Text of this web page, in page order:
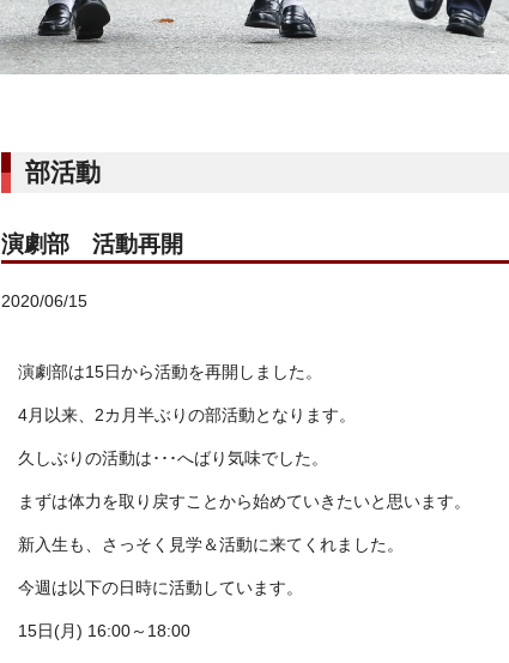
部活動
演劇部 活動再開
2020/06/15
演劇部は15日から活動を再開しました。
4月以来、2カ月半ぶりの部活動となります。
久しぶりの活動は･･･へばり気味でした。
まずは体力を取り戻すことから始めていきたいと思います。
新入生も、さっそく見学＆活動に来てくれました。
今週は以下の日時に活動しています。
15日(月) 16:00～18:00